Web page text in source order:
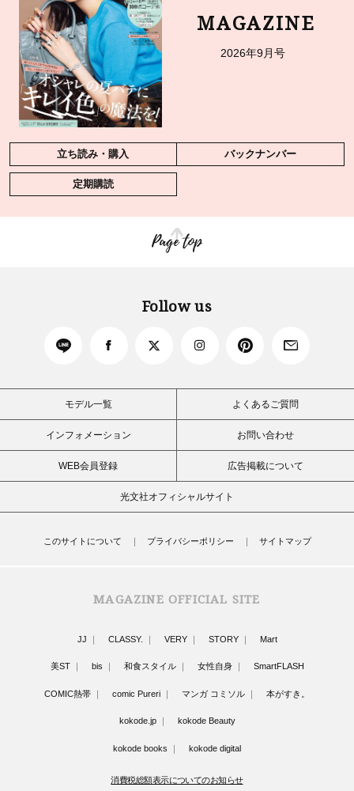
MAGAZINE
2026年9月号
立ち読み・購入 バックナンバー
定期購読
Page top
Follow us
モデル一覧 よくあるご質問
インフォメーション お問い合わせ
WEB会員登録 広告掲載について
光文社オフィシャルサイト
このサイトについて プライバシーポリシー サイトマップ
MAGAZINE OFFICIAL SITE
JJ CLASSY. VERY STORY Mart
美ST bis 和食スタイル 女性自身 SmartFLASH
COMIC熱帯 comic Pureri マンガ コミソル 本がすき。
kokode.jp kokode Beauty
kokode books kokode digital
消費税総額表示についてのお知らせ